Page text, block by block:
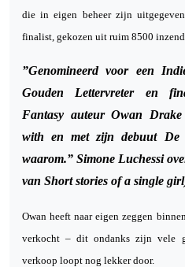
die in eigen beheer zijn
finalist, gekozen uit ruim 8500
”Genomineerd voor een
Gouden Lettervreter en
Fantasy auteur Owan
with en met zijn debuut De
waarom.” Simone Luchessi
van Short stories of a single
Owan heeft naar eigen zeggen
verkocht – dit ondanks zijn vele
verkoop loopt nog lekker door.